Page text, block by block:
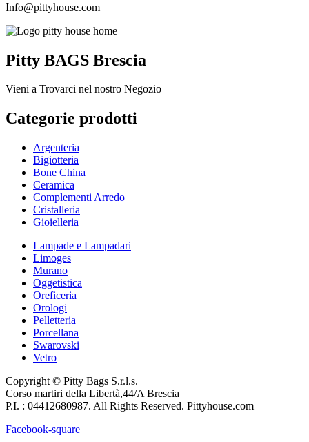
Info@pittyhouse.com
Pitty BAGS Brescia
Vieni a Trovarci nel nostro Negozio
Categorie prodotti
Argenteria
Bigiotteria
Bone China
Ceramica
Complementi Arredo
Cristalleria
Gioielleria
Lampade e Lampadari
Limoges
Murano
Oggetistica
Oreficeria
Orologi
Pelletteria
Porcellana
Swarovski
Vetro
Copyright © Pitty Bags S.r.l.s.
Corso martiri della Libertà,44/A Brescia
P.I. : 04412680987. All Rights Reserved. Pittyhouse.com
Facebook-square